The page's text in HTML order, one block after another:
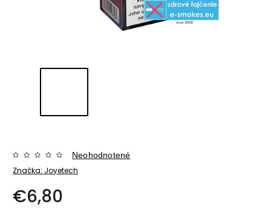
Značka: Joyetech
Neohodnotené
€6,80